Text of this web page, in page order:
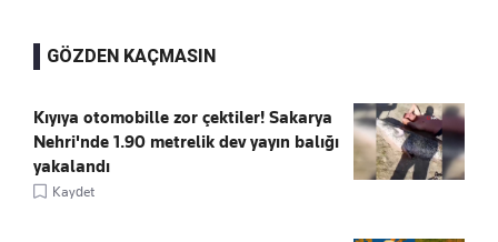
GÖZDEN KAÇMASIN
Kıyıya otomobille zor çektiler! Sakarya
Nehri'nde 1.90 metrelik dev yayın balığı
yakalandı
Kaydet